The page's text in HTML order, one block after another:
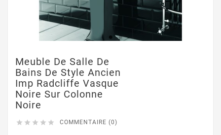
Meuble De Salle De
Bains De Style Ancien
Imp Radcliffe Vasque
Noire Sur Colonne
Noire
     COMMENTAIRE (0)